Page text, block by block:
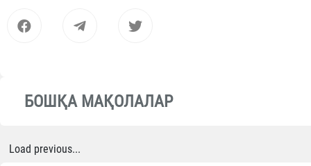
БОШҚА МАҚОЛАЛАР
Load previous...